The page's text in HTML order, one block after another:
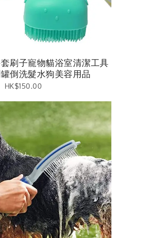
刷子寵物貓浴室清潔工具
倒洗髮水狗美容用品
HK$150.00